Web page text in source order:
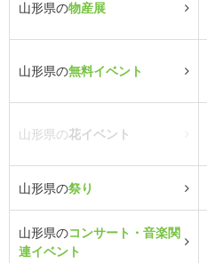
山形県の物産展
山形県の無料イベント
山形県の花イベント
山形県の祭り
山形県のコンサート・音楽関
連イベント